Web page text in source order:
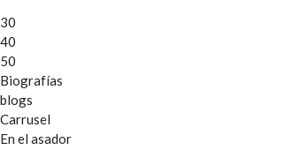
30
40
50
Biografías
blogs
Carrusel
En el asador